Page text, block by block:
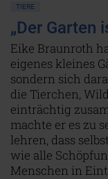
TIERE
„Der Garten
Eike Braunroth
eigenes kleines
sondern sich
die Tierchen,
einträchtig
machte er es zu
lehren, dass
wie alle
Menschen in